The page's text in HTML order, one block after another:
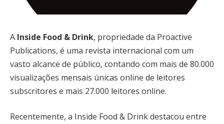
A Inside Food & Drink, propriedade da Proactive
Publications, é uma revista internacional com um
vasto alcance de público, contando com mais de 80.000
visualizações mensais únicas online de leitores
subscritores e mais 27.000 leitores online.
Recentemente, a Inside Food & Drink destacou entre